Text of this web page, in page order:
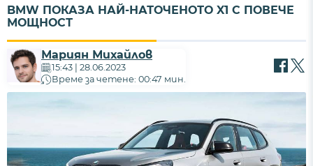
BMW ПОКАЗА НАЙ-НАТОЧЕНОТО X1 С ПОВЕЧЕ
МОЩНОСТ
Мариян Михайлов
15:43 | 28.06.2023
Време за четене: 00:47 мин.